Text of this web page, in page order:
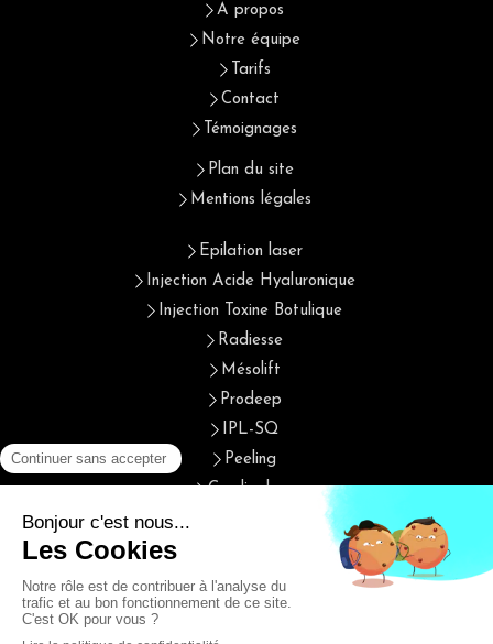
A propos
Notre équipe
Tarifs
Contact
Témoignages
Plan du site
Mentions légales
Epilation laser
Injection Acide Hyaluronique
Injection Toxine Botulique
Radiesse
Mésolift
Prodeep
IPL-SQ
Peeling
Cryolipolyse
Photothérapie et biostimulation
Radiofréquence
Plasma IQ
Injection PRP- cuir Chevelu